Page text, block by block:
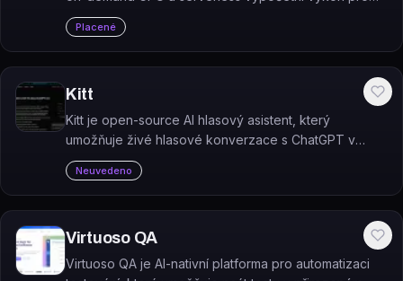
trénování, inferenci a dávkové AI úlohy.
Placené
Kitt
Kitt je open-source AI hlasový asistent, který
umožňuje živé hlasové konverzace s ChatGPT v
reálném čase přes WebRTC.
Neuvedeno
Virtuoso QA
Virtuoso QA je AI-nativní platforma pro automatizaci